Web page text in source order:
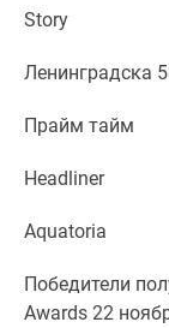
#траншевая
#рассрочка
ипотека
41%
Видео
Story
Ленинградска
Прайм тайм
Headliner
Aquatoria
Победители
Awards 22